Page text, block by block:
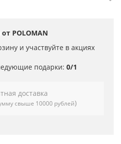
POLOMAN
и участвуйте в акциях
подарки: 0/1
доставка
свыше 10000 рублей)